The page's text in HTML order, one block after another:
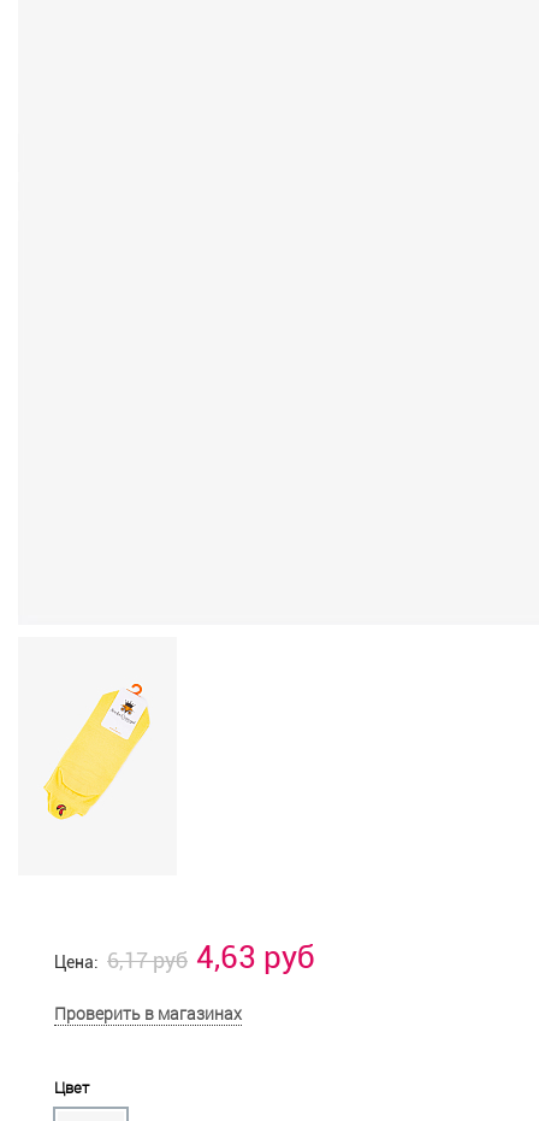
Цена: 6,17 руб 4,63 руб
Проверить в магазинах
Цвет